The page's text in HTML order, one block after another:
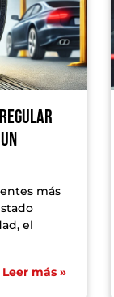
más
el
Leer más »